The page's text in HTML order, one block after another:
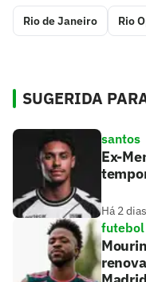
Rio de Janeiro Rio
SUGERIDA
santos
Ex-
Há 2 dias
futebol